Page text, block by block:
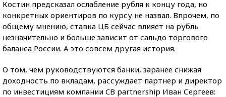
Костин предсказал ослабление рубля к концу года, но
конкретных ориентиров по курсу не назвал. Впрочем, по
общему мнению, ставка ЦБ сейчас влияет на рубль
незначительно и больше зависит от сальдо торгового
баланса России. А это совсем другая история.
О том, чем руководствуются банки, заранее снижая
доходность по вкладам, рассуждает партнер и директор
по инвестициям компании CB partnership Иван Сергеев: